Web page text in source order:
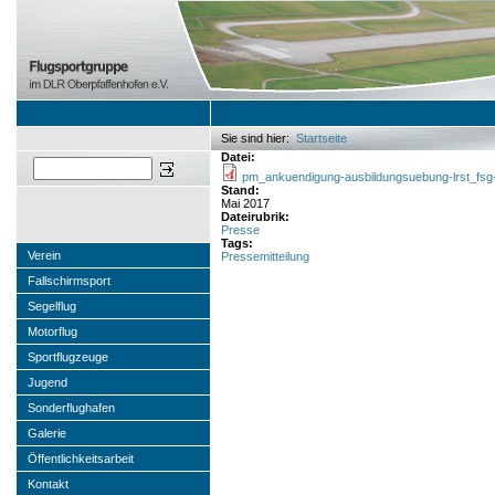
Verein
Fallschirmsport
Segelflug
Motorflug
Sportflugzeuge
Jugend
Sonderflughafen
Galerie
Öffentlichkeitsarbeit
Kontakt
Sie sind hier:
Sie sind hier
Startseite
Datei:
pm_ankuendigung-ausbildungsuebung-
Stand:
Mai 2017
Dateirubrik:
Presse
Tags:
Pressemitteilung